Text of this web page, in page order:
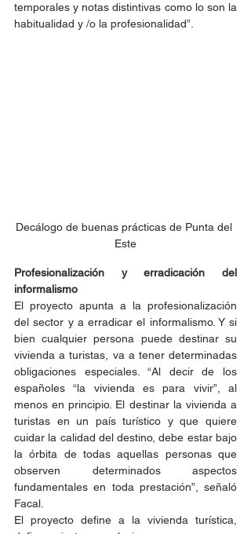
temporales y notas distintivas como lo son la
habitualidad y /o la profesionalidad”.
Decálogo de buenas prácticas de Punta del
Este
Profesionalización y erradicación del
informalismo
El proyecto apunta a la profesionalización
del sector y a erradicar el informalismo. Y si
bien cualquier persona puede destinar su
vivienda a turistas, va a tener determinadas
obligaciones especiales. “Al decir de los
españoles “la vivienda es para vivir”, al
menos en principio. El destinar la vivienda a
turistas en un país turístico y que quiere
cuidar la calidad del destino, debe estar bajo
la órbita de todas aquellas personas que
observen determinados aspectos
fundamentales en toda prestación”, señaló
Facal.
El proyecto define a la vivienda turística,